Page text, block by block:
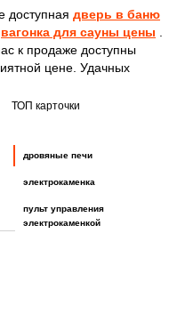
доступная дверь в баню
вагонка для сауны цены .
к продаже доступны
цене. Удачных
ТОП карточки
дровяные печи
электрокаменка
пульт управления
электрокаменкой